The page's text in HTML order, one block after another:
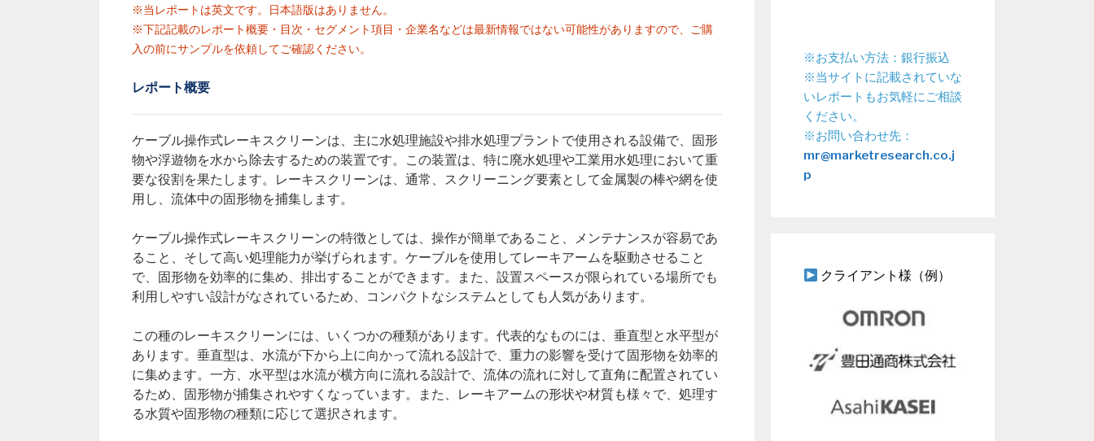
※当レポートは英文です。日本語版はありません。
※下記記載のレポート概要・目次・セグメント項目・企業名などは最新情報ではない可能性がありますので、ご購
入の前にサンプルを依頼してご確認ください。
レポート概要
ケーブル操作式レーキスクリーンは、主に水処理施設や排水処理プラントで使用される設備で、固形
物や浮遊物を水から除去するための装置です。この装置は、特に廃水処理や工業用水処理において重
要な役割を果たします。レーキスクリーンは、通常、スクリーニング要素として金属製の棒や網を使
用し、流体中の固形物を捕集します。
ケーブル操作式レーキスクリーンの特徴としては、操作が簡単であること、メンテナンスが容易であ
ること、そして高い処理能力が挙げられます。ケーブルを使用してレーキアームを駆動させること
で、固形物を効率的に集め、排出することができます。また、設置スペースが限られている場所でも
利用しやすい設計がなされているため、コンパクトなシステムとしても人気があります。
この種のレーキスクリーンには、いくつかの種類があります。代表的なものには、垂直型と水平型が
あります。垂直型は、水流が下から上に向かって流れる設計で、重力の影響を受けて固形物を効率的
に集めます。一方、水平型は水流が横方向に流れる設計で、流体の流れに対して直角に配置されてい
るため、固形物が捕集されやすくなっています。また、レーキアームの形状や材質も様々で、処理す
る水質や固形物の種類に応じて選択されます。
※お支払い方法：銀行振込
※当サイトに記載されていな
いレポートもお気軽にご相談
ください。
※お問い合わせ先：
mr@marketresearch.co.j
p
クライアント様（例）